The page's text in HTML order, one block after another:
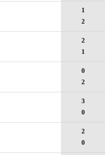
1
2
2
1
0
2
3
0
2
0